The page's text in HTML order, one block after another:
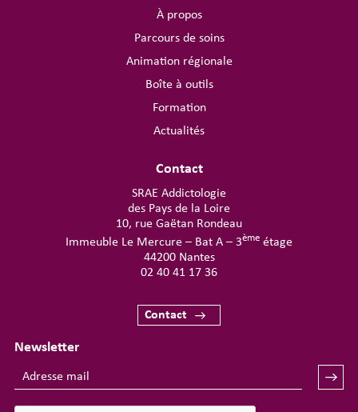
À propos
Parcours de soins
Animation régionale
Boîte à outils
Formation
Actualités
Contact
SRAE Addictologie
des Pays de la Loire
10, rue Gaëtan Rondeau
Immeuble Le Mercure – Bat A – 3ème étage
44200 Nantes
02 40 41 17 36
Contact
Newsletter